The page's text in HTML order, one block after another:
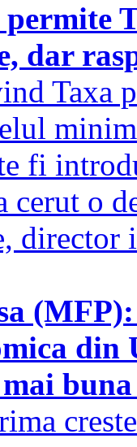
permite
dar
Taxa
fi
cerut o